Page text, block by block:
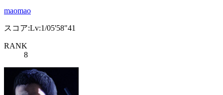
maomao
スコア:Lv:1/05'58"41
RANK
8